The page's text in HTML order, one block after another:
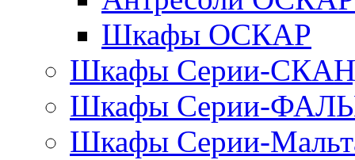
Шкафы ОСКАР
Шкафы Серии-
Шкафы Серии-
Шкафы Серии-